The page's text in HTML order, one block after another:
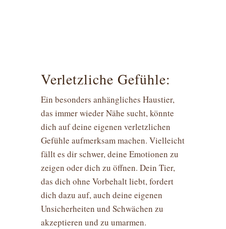
Verletzliche Gefühle:
Ein besonders anhängliches Haustier,
das immer wieder Nähe sucht, könnte
dich auf deine eigenen verletzlichen
Gefühle aufmerksam machen. Vielleicht
fällt es dir schwer, deine Emotionen zu
zeigen oder dich zu öffnen. Dein Tier,
das dich ohne Vorbehalt liebt, fordert
dich dazu auf, auch deine eigenen
Unsicherheiten und Schwächen zu
akzeptieren und zu umarmen.